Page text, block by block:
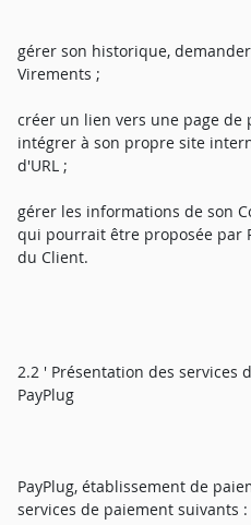
gérer son historique,
Virements ;
créer un lien vers une page
intégrer à son propre site
d'URL ;
gérer les informations de son
qui pourrait être proposée par
du Client.
2.2 ' Présentation des services
PayPlug
PayPlug, établissement de
services de paiement suivants :